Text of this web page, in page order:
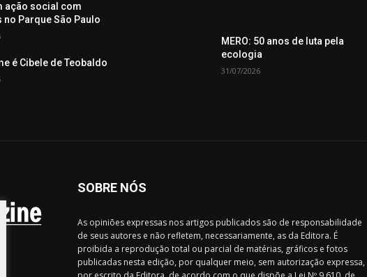
ação social com
no Parque São Paulo
é Cibele de Teobaldo
MERO: 50 anos de luta pela
ecologia
31/07/2026
SOBRE NÓS
As opiniões expressas nos artigos publicados são de responsabilidade
de seus autores e não refletem, necessariamente, as da Editora. É
proibida a reprodução total ou parcial de matérias, gráficos e fotos
publicadas nesta edição, por qualquer meio, sem autorização expressa,